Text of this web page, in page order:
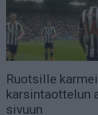
Ruotsille
karsintaottelun
sivuun